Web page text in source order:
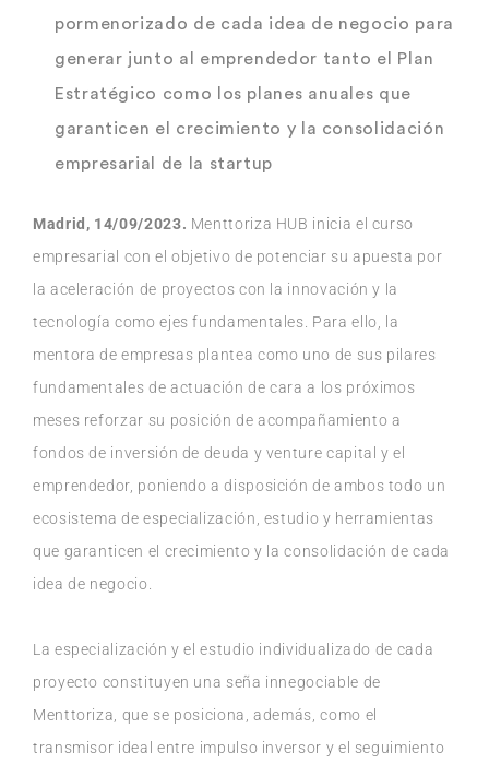
pormenorizado de cada idea de negocio para
generar junto al emprendedor tanto el Plan
Estratégico como los planes anuales que
garanticen el crecimiento y la consolidación
empresarial de la startup
Madrid, 14/09/2023. Menttoriza HUB inicia el curso
empresarial con el objetivo de potenciar su apuesta por
la aceleración de proyectos con la innovación y la
tecnología como ejes fundamentales. Para ello, la
mentora de empresas plantea como uno de sus pilares
fundamentales de actuación de cara a los próximos
meses reforzar su posición de acompañamiento a
fondos de inversión de deuda y venture capital y el
emprendedor, poniendo a disposición de ambos todo un
ecosistema de especialización, estudio y herramientas
que garanticen el crecimiento y la consolidación de cada
idea de negocio.
La especialización y el estudio individualizado de cada
proyecto constituyen una seña innegociable de
Menttoriza, que se posiciona, además, como el
transmisor ideal entre impulso inversor y el seguimiento